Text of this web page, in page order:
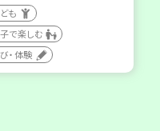
も
で楽しむ
・体験